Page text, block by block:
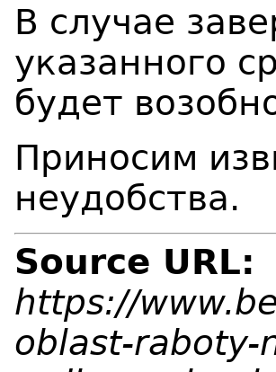
В случае
указанного
будет
Приносим
неудобства.
Source URL:
https://
oblast-raboty-